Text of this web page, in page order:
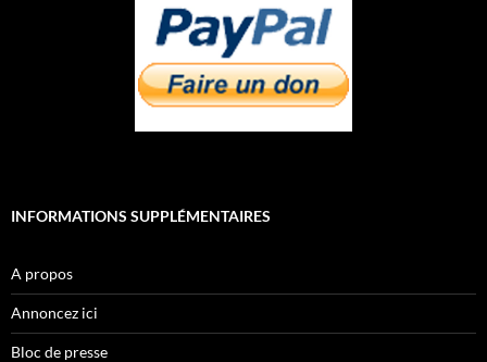
INFORMATIONS SUPPLÉMENTAIRES
A propos
Annoncez ici
Bloc de presse